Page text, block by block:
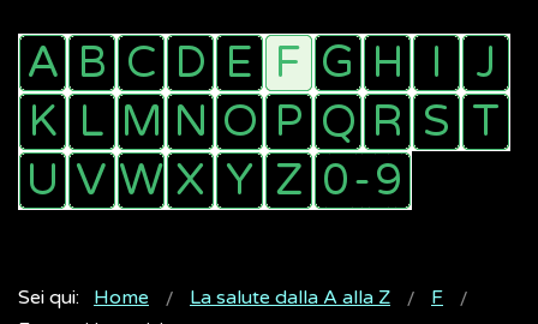
Sei qui: Home La salute dalla A alla Z
F